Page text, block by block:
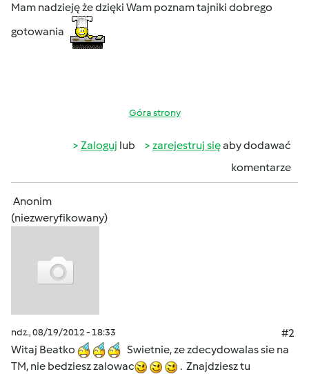
Mam nadzieję że dzięki Wam poznam tajniki dobrego
gotowania
Góra strony
Zaloguj lub zarejestruj sięaby dodawać
komentarze
Anonim
(niezweryfikowany)
ndz., 08/19/2012 - 18:33
#2
Witaj Beatko
Swietnie, ze zdecydowalas sie na
TM, nie bedziesz zalowac
. Znajdziesz tu